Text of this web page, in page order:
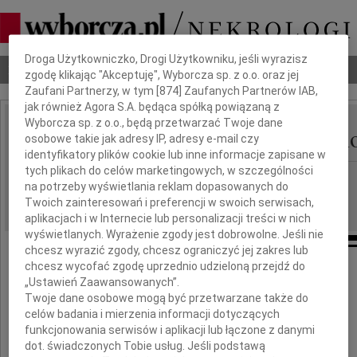
Nekrologi Odeszli Poradnik pogrzebowy
IMIĘ I NAZWISKO: Maria Wołczyk-
REGION: Łódź
DATA EMISJI: 10.01.2011
Z głębokim żalem zawiadamiamy,
że w dniu 6 stycznia 2011 roku zmarła
Dbamy o Twoją prywatność
Droga Użytkowniczko, Drogi Użytkowniku, jeśli wyrazisz
zgodę klikając "Akceptuję", Wyborcza sp. z o.o. oraz jej
Zaufani Partnerzy, w tym [874 ] Zaufanych Partnerów IAB,
jak również Agora S.A. będąca spółką powiązaną z
Wyborcza sp. z o.o., będą przetwarzać Twoje dane
osobowe takie jak adresy IP, adresy e-mail czy
identyfikatory plików cookie lub inne informacje zapisane w
tych plikach do celów marketingowych, w szczególności
na potrzeby wyświetlania reklam dopasowanych do
Twoich zainteresowań i preferencji w swoich serwisach,
aplikacjach i w Internecie lub personalizacji treści w nich
wyświetlanych. Wyrażenie zgody jest dobrowolne. Jeśli nie
chcesz wyrazić zgody, chcesz ograniczyć jej zakres lub
chcesz wycofać zgodę uprzednio udzieloną przejdź do
„Ustawień Zaawansowanych”.
Twoje dane osobowe mogą być przetwarzane także do
celów badania i mierzenia informacji dotyczących
funkcjonowania serwisów i aplikacji lub łączone z danymi
dot. świadczonych Tobie usług. Jeśli podstawą